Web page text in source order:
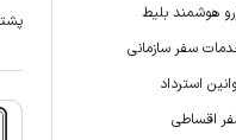
هوشمند بلیط
سفر سازمانی
استرداد
اقساطی
پشتیبانی